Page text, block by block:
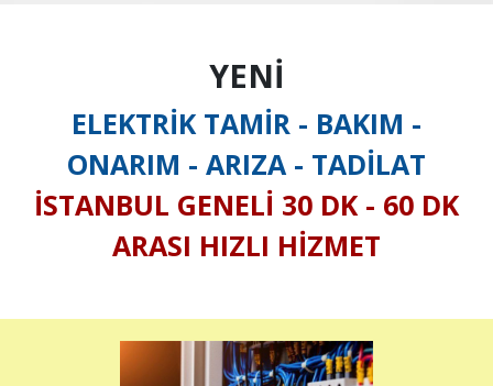
YENİ
ELEKTRİK TAMİR - BAKIM -
ONARIM - ARIZA - TADİLAT
İSTANBUL GENELİ 30 DK - 60 DK
ARASI HIZLI HİZMET